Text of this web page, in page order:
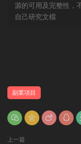
源的可用及完整性，
自己研究文檔
副業項目
上一篇